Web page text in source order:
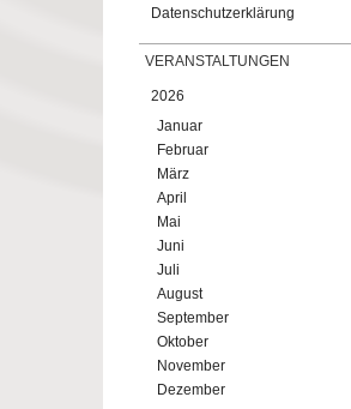
Datenschutzerklärung
VERANSTALTUNGEN
2026
Januar
Februar
März
April
Mai
Juni
Juli
August
September
Oktober
November
Dezember